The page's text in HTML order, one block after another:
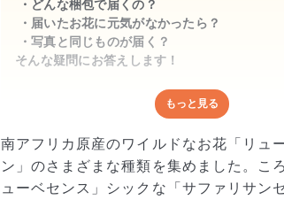
どんな梱包で届くの？
届いたお花に元気がなかったら？
写真と同じものが届く？
そんな疑問にお答えします！
どんな梱包で届くの？
出荷前に水揚げ（花が水を吸いやすくなる処理
ボックスに丁寧に梱包してお届けしています。
られて一見窮屈そうに見えますが、輸送中の
擦れを軽減する効果があります。
もっと見る
南アフリカ原産のワイルドなお花「リュ
ン」のさまざまな種類を集めました。こ
ューベセンス」シックな「サファリサン